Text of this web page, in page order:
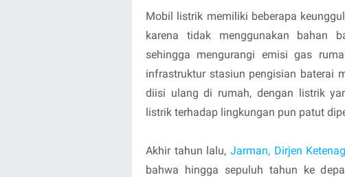
Mobil listrik memiliki beberapa
karena tidak menggunakan bahan
sehingga mengurangi emisi gas
infrastruktur stasiun pengisian baterai
diisi ulang di rumah, dengan listrik
listrik terhadap lingkungan pun patut
Akhir tahun lalu, Jarman, Dirjen
bahwa hingga sepuluh tahun ke